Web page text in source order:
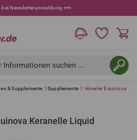
bei Newsletteranmeldung +++
Informationen suchen ...
& Supplemente Supplemente
Höveler Equinova
Keranelle Liquid